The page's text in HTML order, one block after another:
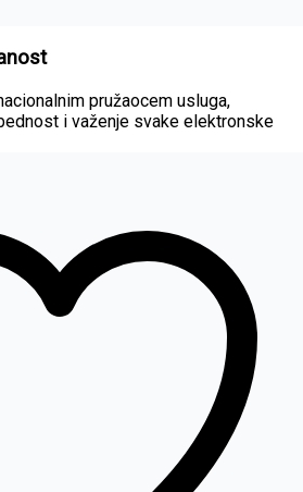
pružaocem usluga,
i važenje svake elektronske